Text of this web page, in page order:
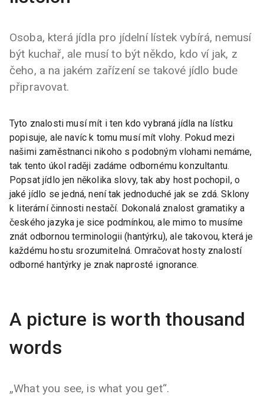
Osoba, která jídla pro jídelní lístek vybírá, nemusí
být kuchař, ale musí to být někdo, kdo ví jak, z
čeho, a na jakém zařízení se takové jídlo bude
připravovat.
Tyto znalosti musí mít i ten kdo vybraná jídla na lístku
popisuje, ale navíc k tomu musí mít vlohy. Pokud mezi
našimi zaměstnanci nikoho s podobným vlohami nemáme,
tak tento úkol raději zadáme odbornému konzultantu.
Popsat jídlo jen několika slovy, tak aby host pochopil, o
jaké jídlo se jedná, není tak jednoduché jak se zdá. Sklony
k literární činnosti nestačí. Dokonalá znalost gramatiky a
českého jazyka je sice podmínkou, ale mimo to musíme
znát odbornou terminologii (hantýrku), ale takovou, která je
každému hostu srozumitelná. Omračovat hosty znalostí
odborné hantýrky je znak naprosté ignorance.
A picture is worth thousand
words
„What you see, is what you get“.